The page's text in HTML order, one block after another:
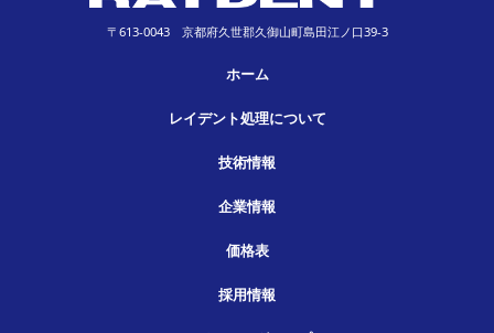
〒613-0043 京都府久世郡久御山町島田江ノ口39-3
ホーム
レイデント処理について
技術情報
企業情報
価格表
採用情報